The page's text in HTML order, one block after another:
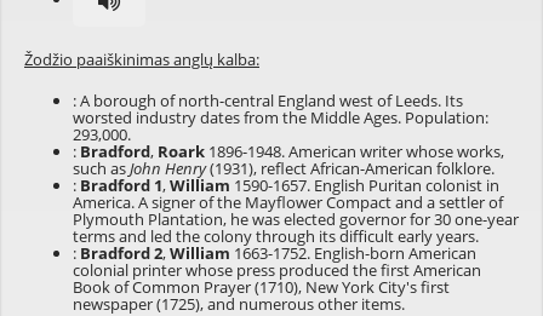
Žodžio paaiškinimas anglų kalba:
: A borough of north-central England west of Leeds. Its
worsted industry dates from the Middle Ages. Population:
293,000.
: Bradford, Roark 1896-1948. American writer whose works,
such asJohn Henry(1931), reflect African-American folklore.
: Bradford 1,William 1590-1657. English Puritan colonist in
America. A signer of the Mayflower Compact and a settler of
Plymouth Plantation, he was elected governor for 30 one-year
terms and led the colony through its difficult early years.
: Bradford 2,William 1663-1752. English-born American
colonial printer whose press produced the first American
Book of Common Prayer (1710), New York City's first
newspaper (1725), and numerous other items.